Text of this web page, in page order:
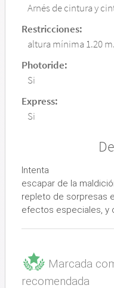
Arnés de cintura y
Restricciones:
altura mínima 1.20 m.
Photoride:
Si
Express:
Si
Intenta
escapar de la
repleto de sorpresas
efectos especiales, y
Marcada
recomendada